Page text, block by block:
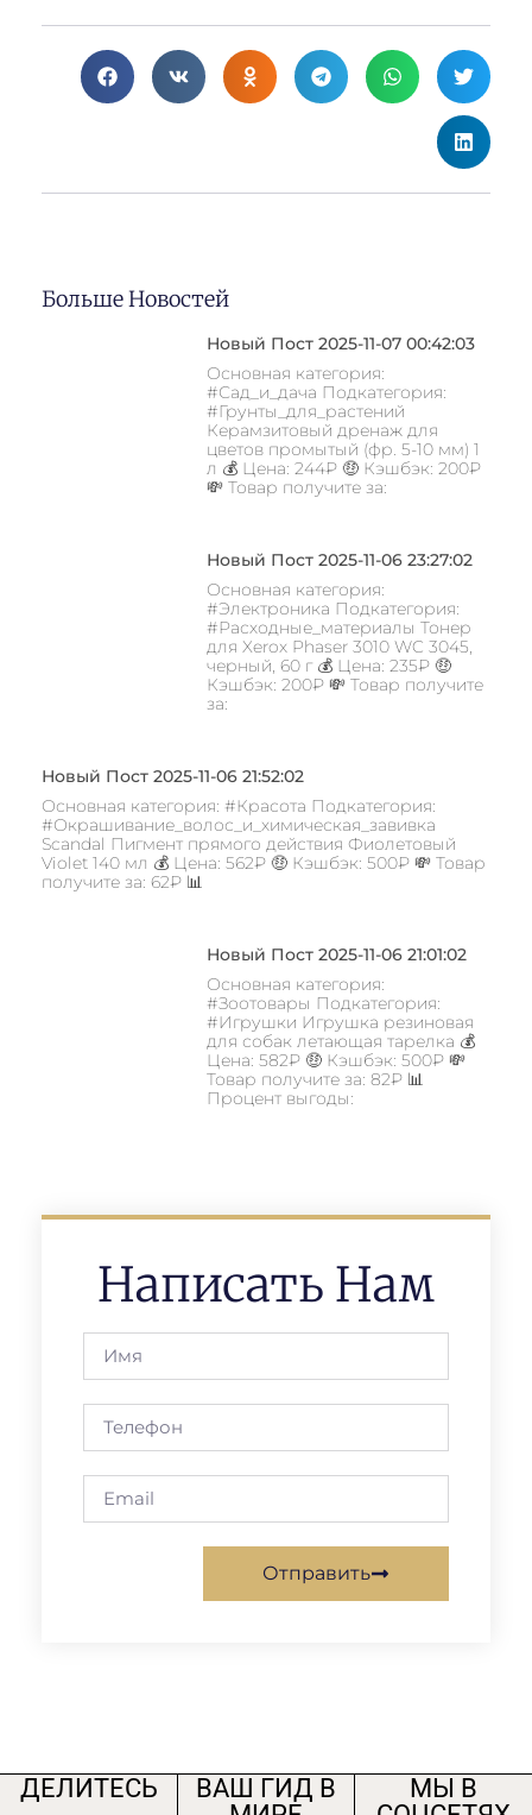
Больше Новостей
Новый Пост 2025-11-07 00:42:03
Основная категория:
#Сад_и_дача Подкатегория:
#Грунты_для_растений
Керамзитовый дренаж для
цветов промытый (фр. 5-10 мм) 1
л 💰 Цена: 244₽ 🤑 Кэшбэк: 200₽
💸 Товар получите за:
Новый Пост 2025-11-06 23:27:02
Основная категория:
#Электроника Подкатегория:
#Расходные_материалы Тонер
для Xerox Phaser 3010 WC 3045,
черный, 60 г 💰 Цена: 235₽ 🤑
Кэшбэк: 200₽ 💸 Товар получите
за:
Новый Пост 2025-11-06 21:52:02
Основная категория: #Красота Подкатегория:
#Окрашивание_волос_и_химическая_завивка
Scandal Пигмент прямого действия Фиолетовый
Violet 140 мл 💰 Цена: 562₽ 🤑 Кэшбэк: 500₽ 💸 Товар
получите за: 62₽ 📊
Новый Пост 2025-11-06 21:01:02
Основная категория:
#Зоотовары Подкатегория:
#Игрушки Игрушка резиновая
для собак летающая тарелка 💰
Цена: 582₽ 🤑 Кэшбэк: 500₽ 💸
Товар получите за: 82₽ 📊
Процент выгоды:
Написать Нам
Отправить
ДЕЛИТЕСЬ
ВАШ ГИД В
МЫ В